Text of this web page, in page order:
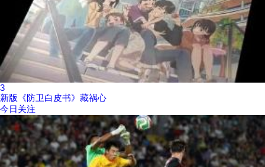
3
新版《防卫白皮书》藏祸心
今日关注